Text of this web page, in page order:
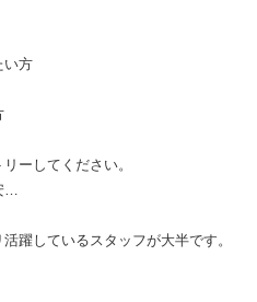
い方
ーしてください。
…
躍しているスタッフが大半です。